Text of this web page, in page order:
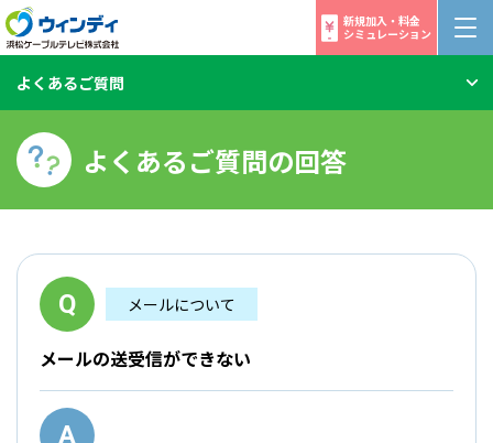
新規加入・料金
シミュレーション
よくあるご質問
よくあるご質問の回答
メールについて
メールの送受信ができない